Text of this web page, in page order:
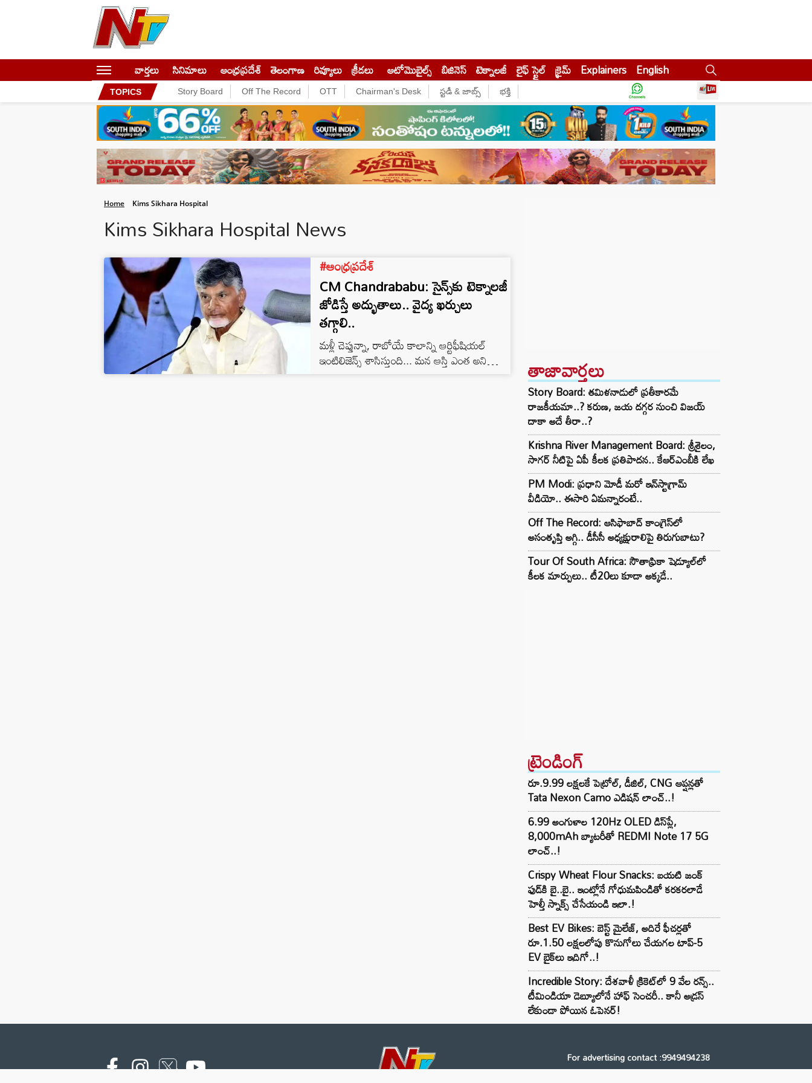
వార్తలు సినిమాలు ఆంధ్రప్రదేశ్ తెలంగాణ రివ్యూలు క్రీడలు ఆటోమొబైల్స్ బిజినెస్‌ టెక్నాలజీ లైఫ్ స్టైల్ క్రైమ్ Explainers English
TOPICS Story Board Off The Record OTT Chairman's Desk స్టడీ & జాబ్స్ భక్తి
Home Kims Sikhara Hospital
Kims Sikhara Hospital News
#ఆంధ్రప్రదేశ్
CM Chandrababu: సైన్స్‌కు టెక్నాలజీ
జోడిస్తే అద్భుతాలు.. వైద్య ఖర్చులు
తగ్గాలి..
మళ్లీ చెప్తున్నా, రాబోయే కాలాన్ని ఆర్టిఫీషియల్
ఇంటిలిజెన్స్ శాసిస్తుంది... మన ఆస్తి ఎంత అని తాజావార్తలు
Story Board: తమిళనాడులో ప్రతీకారమే
రాజకీయమా..? కరుణ, జయ దగ్గర నుంచి విజయ్
దాకా అదే తీరా..?
Krishna River Management Board: శ్రీశైలం,
సాగర్ నీటిపై ఏపీ కీలక ప్రతిపాదన.. కేఆర్ఎంబీకి లేఖ
PM Modi: ప్రధాని మోడీ మరో ఇన్‌స్టాగ్రామ్
వీడియో.. ఈసారి ఏమన్నారంటే..
Off The Record: ఆసిఫాబాద్ కాంగ్రెస్‌లో
అసంతృప్తి అగ్గి.. డీసీసీ అధ్యక్షురాలిపై తిరుగుబాటు?
Tour Of South Africa: సౌతాఫ్రికా షెడ్యూల్‌లో
కీలక మార్పులు.. టీ20లు కూడా అక్కడే..
ట్రెండింగ్‌
రూ.9.99 లక్షలకే పెట్రోల్, డీజిల్, CNG ఆప్షన్లతో
Tata Nexon Camo ఎడిషన్ లాంచ్..!
6.99 అంగుళాల 120Hz OLED డిస్‌ప్లే,
8,000mAh బ్యాటరీతో REDMI Note 17 5G
లాంచ్..!
Crispy Wheat Flour Snacks: బయటి జంక్
ఫుడ్‌కి బై..బై.. ఇంట్లోనే గోధుమపిండితో కరకరలాడే
హెల్తీ స్నాక్స్ చేసేయండి ఇలా.!
Best EV Bikes: బెస్ట్ మైలేజ్, అదిరే ఫీచర్లతో
రూ.1.50 లక్షలలోపు కొనుగోలు చేయగల టాప్-5
EV బైక్‌లు ఇదిగో..!
Incredible Story: దేశవాళీ క్రికెట్‌లో 9 వేల రన్స్..
టీమిండియా డెబ్యూలోనే హాఫ్ సెంచరీ.. కానీ అడ్రస్
లేకుండా పోయిన ఓపెనర్!
For advertising contact :9949494238
Email: digital@ntvnetwork.com